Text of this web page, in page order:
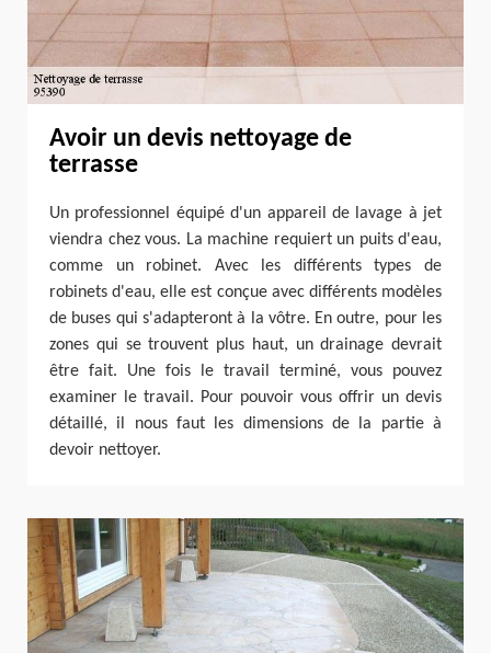
Avoir un devis nettoyage de
terrasse
Un professionnel équipé d'un appareil de lavage à jet
viendra chez vous. La machine requiert un puits d'eau,
comme un robinet. Avec les différents types de
robinets d'eau, elle est conçue avec différents modèles
de buses qui s'adapteront à la vôtre. En outre, pour les
zones qui se trouvent plus haut, un drainage devrait
être fait. Une fois le travail terminé, vous pouvez
examiner le travail. Pour pouvoir vous offrir un devis
détaillé, il nous faut les dimensions de la partie à
devoir nettoyer.